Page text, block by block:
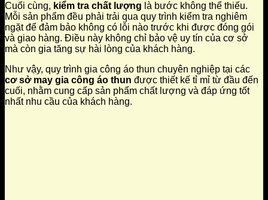
Cuối cùng, kiểm tra chất lượng là bước không thể thiếu.
Mỗi sản phẩm đều phải trải qua quy trình kiểm tra nghiêm
ngặt để đảm bảo không có lỗi nào trước khi được đóng gói
và giao hàng. Điều này không chỉ bảo vệ uy tín của cơ sở
mà còn gia tăng sự hài lòng của khách hàng.
Như vậy, quy trình gia công áo thun chuyên nghiệp tại các
cơ sở may gia công áo thun được thiết kế tỉ mỉ từ đầu đến
cuối, nhằm cung cấp sản phẩm chất lượng và đáp ứng tốt
nhất nhu cầu của khách hàng.